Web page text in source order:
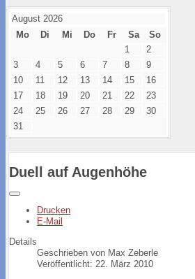
August 2026
Mo
Di Mi Do Fr Sa
So
1
2
3
4 5 6 7 8
9
10
11 12 13 14 15
16
17
18 19 20 21 22
23
24
25 26 27 28 29
30
31
Duell auf Augenhöhe
Drucken
E-Mail
Details
Geschrieben von Max Zeberle
Veröffentlicht: 22. März 2010